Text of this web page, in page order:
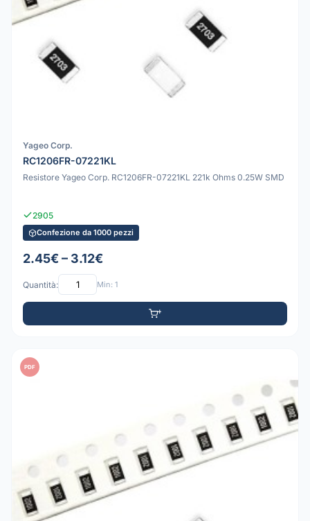
Yageo Corp.
RC1206FR-07221KL
Resistore Yageo Corp. RC1206FR-07221KL 221k Ohms 0.25W SMD
2905
Confezione da 1000 pezzi
2.45€ – 3.12€
Quantità: Min: 1
PDF